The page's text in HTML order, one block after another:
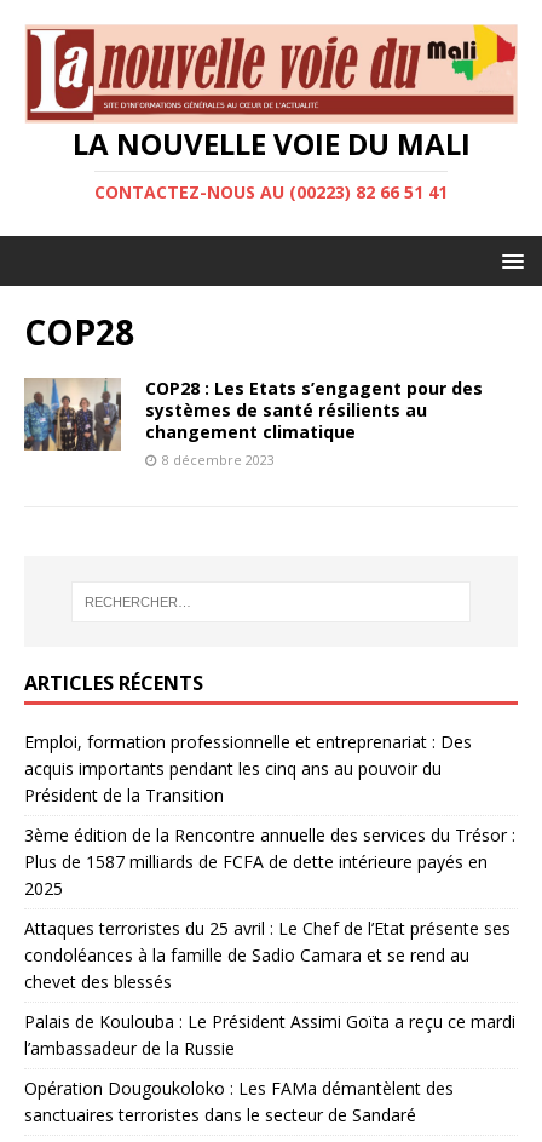
LA NOUVELLE VOIE DU MALI
CONTACTEZ-NOUS AU (00223) 82 66 51 41
COP28
COP28 : Les Etats s’engagent pour des
systèmes de santé résilients au
changement climatique
8 décembre 2023
ARTICLES RÉCENTS
Emploi, formation professionnelle et entreprenariat : Des
acquis importants pendant les cinq ans au pouvoir du
Président de la Transition
3ème édition de la Rencontre annuelle des services du Trésor :
Plus de 1587 milliards de FCFA de dette intérieure payés en
2025
Attaques terroristes du 25 avril : Le Chef de l’Etat présente ses
condoléances à la famille de Sadio Camara et se rend au
chevet des blessés
Palais de Koulouba : Le Président Assimi Goïta a reçu ce mardi
l’ambassadeur de la Russie
Opération Dougoukoloko : Les FAMa démantèlent des
sanctuaires terroristes dans le secteur de Sandaré